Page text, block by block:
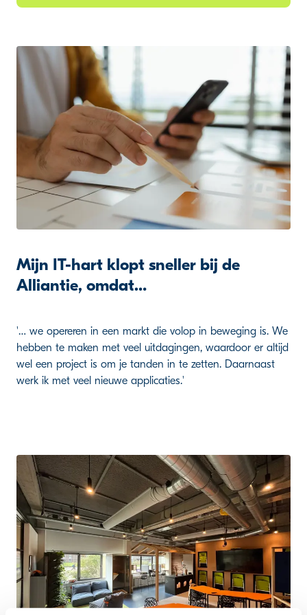
Mijn IT-hart klopt sneller bij de
Alliantie, omdat…
'… we opereren in een markt die volop in beweging is. We
hebben te maken met veel uitdagingen, waardoor er altijd
wel een project is om je tanden in te zetten. Daarnaast
werk ik met veel nieuwe applicaties.'